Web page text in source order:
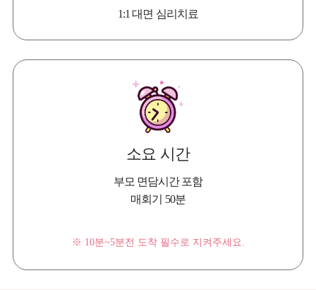
1:1 대면 심리치료
소요 시간
부모 면담시간 포함
매회기 50분
※ 10분~5분전 도착 필수로 지켜주세요.